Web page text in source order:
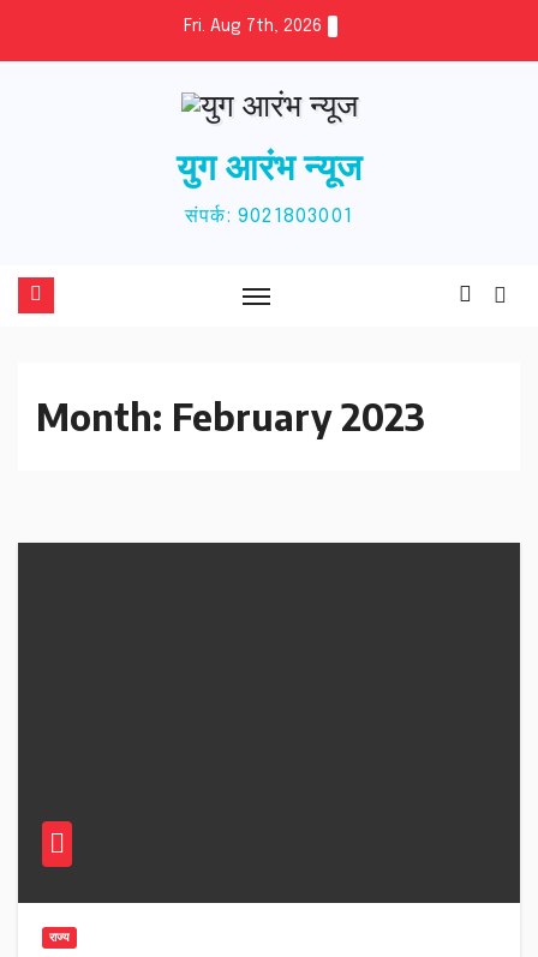
Fri. Aug 7th, 2026
युग आरंभ न्यूज
संपर्क: 9021803001
Month: February 2023
राज्य